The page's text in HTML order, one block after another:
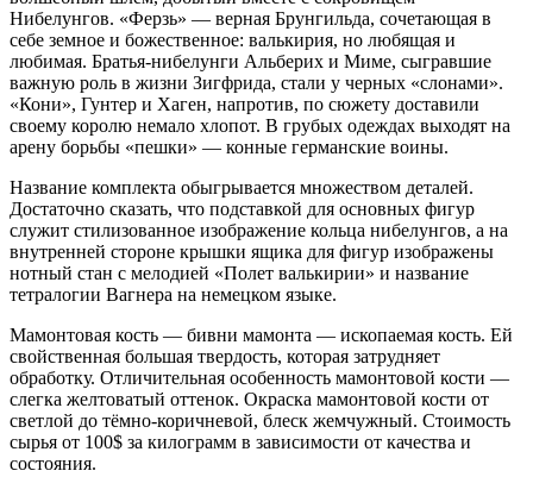
Нибелунгов. «Ферзь» — верная Брунгильда, сочетающая в
себе земное и божественное: валькирия, но любящая и
любимая. Братья-нибелунги Альберих и Миме, сыгравшие
важную роль в жизни Зигфрида, стали у черных «слонами».
«Кони», Гунтер и Хаген, напротив, по сюжету доставили
своему королю немало хлопот. В грубых одеждах выходят на
арену борьбы «пешки» — конные германские воины.
Название комплекта обыгрывается множеством деталей.
Достаточно сказать, что подставкой для основных фигур
служит стилизованное изображение кольца нибелунгов, а на
внутренней стороне крышки ящика для фигур изображены
нотный стан с мелодией «Полет валькирии» и название
тетралогии Вагнера на немецком языке.
Мамонтовая кость — бивни мамонта — ископаемая кость. Ей
свойственная большая твердость, которая затрудняет
обработку. Отличительная особенность мамонтовой кости —
слегка желтоватый оттенок. Окраска мамонтовой кости от
светлой до тёмно-коричневой, блеск жемчужный. Стоимость
сырья от 100$ за килограмм в зависимости от качества и
состояния.